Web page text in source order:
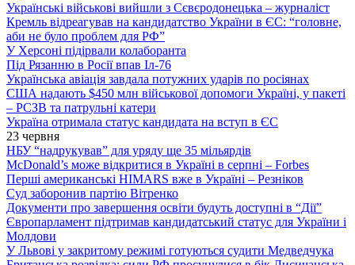
Українські військові вийшли з Сєвєродонецька – журналіст
Кремль відреагував на кандидатство України в ЄС: “головне,
аби не було проблем для РФ”
У Херсоні підірвали колаборанта
Під Рязанню в Росії впав Іл-76
Українська авіація завдала потужних ударів по росіянах
США надають $450 млн військової допомоги Україні, у пакеті
– РСЗВ та патрульні катери
Україна отримала статус кандидата на вступ в ЄС
23 червня
НБУ “надрукував” для уряду ще 35 мільярдів
McDonald’s може відкритися в Україні в серпні – Forbes
Перші американські HIMARS вже в Україні – Резніков
Суд заборонив партію Вітренко
Документи про завершення освіти будуть доступні в “Дії”
Європарламент підтримав кандидатський статус для України і
Молдови
У Львові у закритому режимі готуються судити Медведчука